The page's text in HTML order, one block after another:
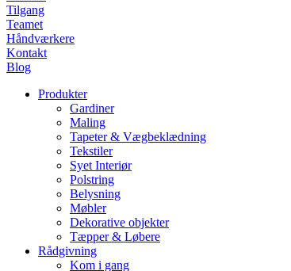
Tilgang
Teamet
Håndværkere
Kontakt
Blog
Produkter
Gardiner
Maling
Tapeter & Vægbeklædning
Tekstiler
Syet Interiør
Polstring
Belysning
Møbler
Dekorative objekter
Tæpper & Løbere
Rådgivning
Kom i gang